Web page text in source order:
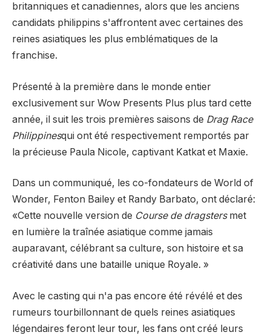
britanniques et canadiennes, alors que les anciens
candidats philippins s'affrontent avec certaines des
reines asiatiques les plus emblématiques de la
franchise.
Présenté à la première dans le monde entier
exclusivement sur Wow Presents Plus plus tard cette
année, il suit les trois premières saisons de Drag Race
Philippinesqui ont été respectivement remportés par
la précieuse Paula Nicole, captivant Katkat et Maxie.
Dans un communiqué, les co-fondateurs de World of
Wonder, Fenton Bailey et Randy Barbato, ont déclaré:
«Cette nouvelle version de Course de dragstersmet
en lumière la traînée asiatique comme jamais
auparavant, célébrant sa culture, son histoire et sa
créativité dans une bataille unique Royale. »
Avec le casting qui n'a pas encore été révélé et des
rumeurs tourbillonnant de quels reines asiatiques
légendaires feront leur tour, les fans ont créé leurs